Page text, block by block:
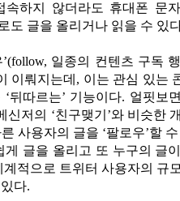
하지 않더라도 휴대폰 문
도 글을 올리거나 읽을 수 있
’(follow, 일종의 컨텐츠 구독
이뤄지는데 , 이는 관심 있는
‘뒤따르는’ 기능이다. 얼핏보
신저의 ‘친구맺기 ’와 비슷한
사용자의 글을 ‘팔로우’할
게 글을 올리고 또 누구의 글
적으로 트위터 사용자의 규
다.